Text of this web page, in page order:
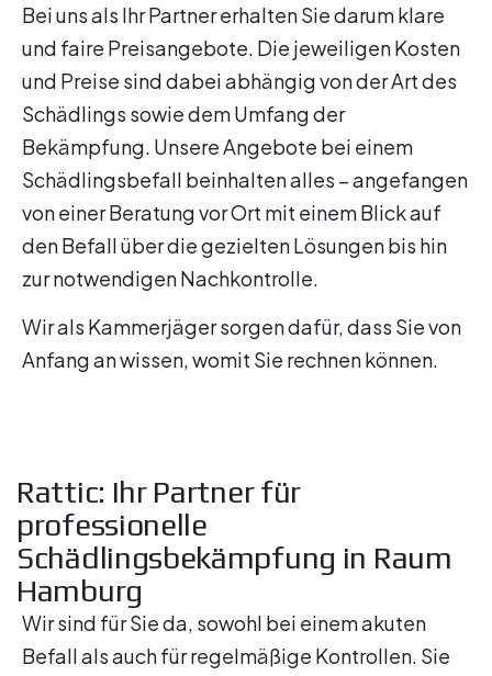
Bei uns als Ihr Partner erhalten Sie darum klare
und faire Preisangebote. Die jeweiligen Kosten
und Preise sind dabei abhängig von der Art des
Schädlings sowie dem Umfang der
Bekämpfung. Unsere Angebote bei einem
Schädlingsbefall beinhalten alles – angefangen
von einer Beratung vor Ort mit einem Blick auf
den Befall über die gezielten Lösungen bis hin
zur notwendigen Nachkontrolle.
Wir als Kammerjäger sorgen dafür, dass Sie von
Anfang an wissen, womit Sie rechnen können.
Rattic: Ihr Partner für
professionelle
Schädlingsbekämpfung in Raum
Hamburg
Wir sind für Sie da, sowohl bei einem akuten
Befall als auch für regelmäßige Kontrollen. Sie